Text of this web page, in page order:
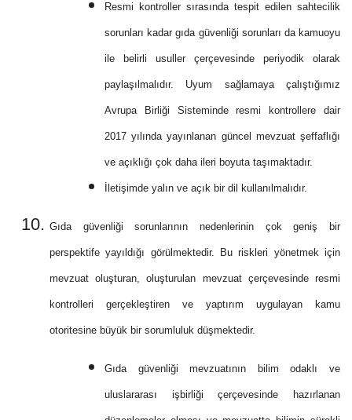
Resmi kontroller sırasında tespit edilen sahtecilik
sorunları kadar gıda güvenliği sorunları da kamuoyu
ile belirli usuller çerçevesinde periyodik olarak
paylaşılmalıdır. Uyum sağlamaya çalıştığımız
Avrupa Birliği Sisteminde resmi kontrollere dair
2017 yılında yayınlanan güncel mevzuat şeffaflığı
ve açıklığı çok daha ileri boyuta taşımaktadır.
İletişimde yalın ve açık bir dil kullanılmalıdır.
Gıda güvenliği sorunlarının nedenlerinin çok geniş bir
perspektife yayıldığı görülmektedir. Bu riskleri yönetmek için
mevzuat oluşturan, oluşturulan mevzuat çerçevesinde resmi
kontrolleri gerçekleştiren ve yaptırım uygulayan kamu
otoritesine büyük bir sorumluluk düşmektedir.
Gıda güvenliği mevzuatının bilimodaklı ve
uluslararası işbirliği çerçevesinde hazırlanan